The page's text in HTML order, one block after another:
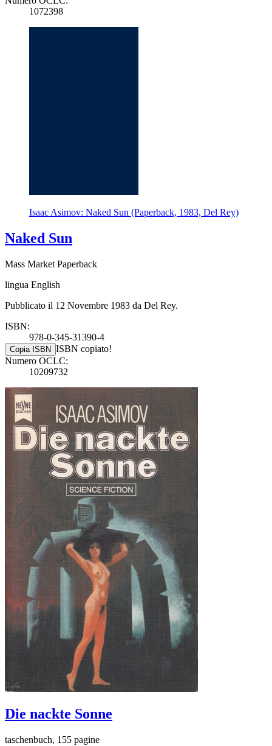
1072398
Isaac Asimov: Naked Sun (Paperback, 1983, Del Rey)
Naked Sun
Mass Market Paperback
lingua English
Pubblicato il 12 Novembre 1983 da Del Rey.
ISBN:
978-0-345-31390-4
Copia ISBN ISBN copiato!
Numero OCLC:
10209732
Die nackte Sonne
taschenbuch, 155 pagine